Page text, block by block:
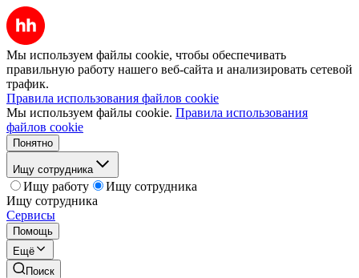
Мы используем файлы cookie, чтобы обеспечивать
правильную работу нашего веб-сайта и анализировать сетевой
трафик.
Правила использования файлов cookie
Мы используем файлы cookie. Правила использования
файлов cookie
Понятно
Ищу сотрудника
Ищу работу
Ищу сотрудника
Ищу сотрудника
Сервисы
Помощь
Ещё
Поиск